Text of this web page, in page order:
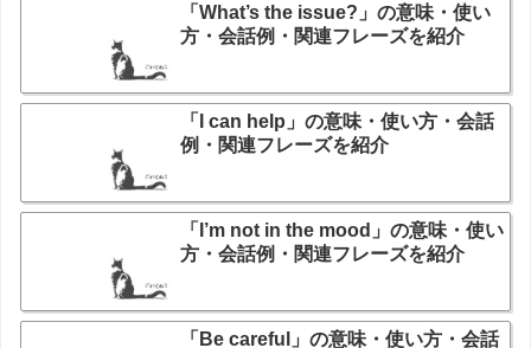
「What’s the issue?」の意味・使い
方・会話例・関連フレーズを紹介
「I can help」の意味・使い方・会話
例・関連フレーズを紹介
「I’m not in the mood」の意味・使い
方・会話例・関連フレーズを紹介
「Be careful」の意味・使い方・会話